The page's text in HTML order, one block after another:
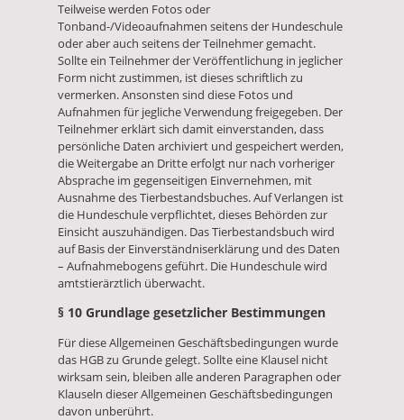
Teilweise werden Fotos oder
Tonband-/Videoaufnahmen seitens der Hundeschule
oder aber auch seitens der Teilnehmer gemacht.
Sollte ein Teilnehmer der Veröffentlichung in jeglicher
Form nicht zustimmen, ist dieses schriftlich zu
vermerken. Ansonsten sind diese Fotos und
Aufnahmen für jegliche Verwendung freigegeben. Der
Teilnehmer erklärt sich damit einverstanden, dass
persönliche Daten archiviert und gespeichert werden,
die Weitergabe an Dritte erfolgt nur nach vorheriger
Absprache im gegenseitigen Einvernehmen, mit
Ausnahme des Tierbestandsbuches. Auf Verlangen ist
die Hundeschule verpflichtet, dieses Behörden zur
Einsicht auszuhändigen. Das Tierbestandsbuch wird
auf Basis der Einverständniserklärung und des Daten
– Aufnahmebogens geführt. Die Hundeschule wird
amtstierärztlich überwacht.
§ 10 Grundlage gesetzlicher Bestimmungen
Für diese Allgemeinen Geschäftsbedingungen wurde
das HGB zu Grunde gelegt. Sollte eine Klausel nicht
wirksam sein, bleiben alle anderen Paragraphen oder
Klauseln dieser Allgemeinen Geschäftsbedingungen
davon unberührt.